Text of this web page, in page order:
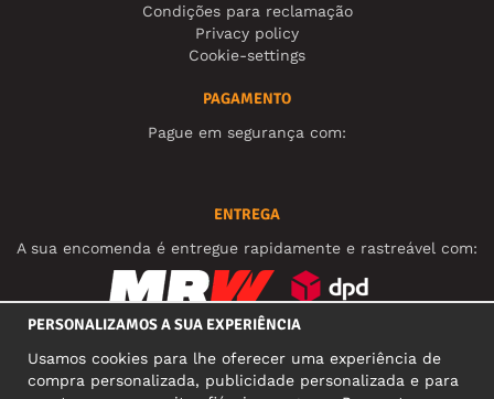
Condições para reclamação
Privacy policy
Cookie-settings
PAGAMENTO
Pague em segurança com:
ENTREGA
A sua encomenda é entregue rapidamente e rastreável com:
PERSONALIZAMOS A SUA EXPERIÊNCIA
Usamos cookies para lhe oferecer uma experiência de
compra personalizada, publicidade personalizada e para